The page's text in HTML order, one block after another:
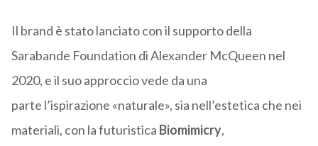
Il brand è stato lanciato con il supporto della
Sarabande Foundation di Alexander McQueen nel
2020, e il suo approccio vede da una
parte l’ispirazione «naturale», sia nell’estetica che nei
materiali, con la futuristica Biomimicry,